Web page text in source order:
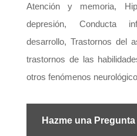
Atención y memoria,
depresión, Conducta
desarrollo, Trastornos del
trastornos de las
otros fenómenos
Hazme una Pregunta